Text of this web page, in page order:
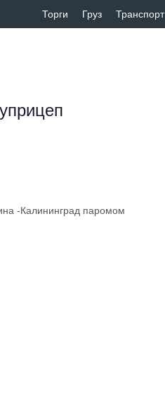
Торги Груз Транспорт
-Калининград паромом